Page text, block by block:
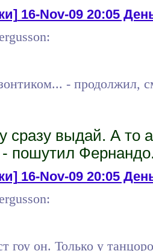
16-Nov-09 20:05
- продолжил,
сразу выдай. А то
- пошутил
16-Nov-09 20:05
гоу он. Только у